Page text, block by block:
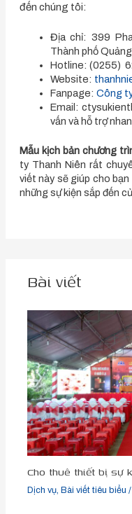
đến chúng tôi:
Địa chỉ: 399
Thành phố
Hotline: (0255)
Website:
Fanpage: Công
Email:
vấn và hỗ trợ
Mẫu kịch bản chương
ty Thanh Niên rất
viết này sẽ giúp cho
những sự kiện sắp đến
Bài viết
Cho thuê thiết bị sự
Dịch vụ ,Bài viết tiêu biểu